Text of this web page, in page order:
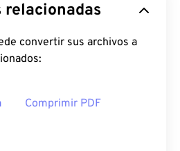
convertir sus archivos a
Comprimir PDF